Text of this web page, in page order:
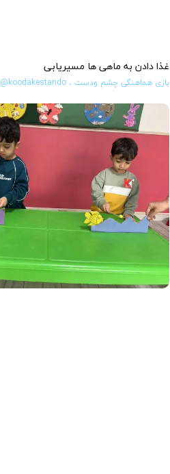
غذا دادن به ماهی ها مسیریابی
@koodakestando، بازی هماهنگی چشم ودست